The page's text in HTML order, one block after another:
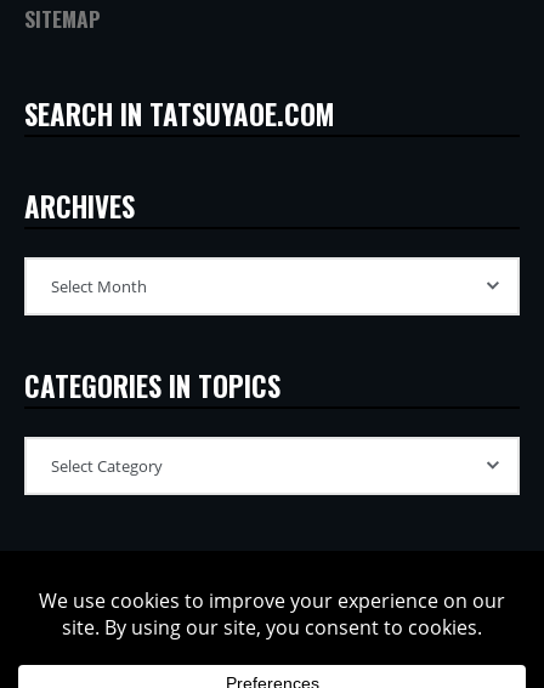
SITEMAP
SEARCH IN TATSUYAOE.COM
ARCHIVES
CATEGORIES IN TOPICS
Copyright © 2002-2026 Tatsuya Oe / Model Electronic. All rights
reserved.